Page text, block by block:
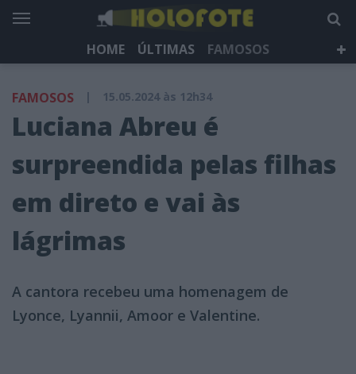
HOME ÚLTIMAS
FAMOSOS
HOLOFOTE TV
NEWSLETTER
FAMOSOS | 15.05.2024 às 12h34
Luciana Abreu é
surpreendida pelas filhas
em direto e vai às
lágrimas
A cantora recebeu uma homenagem de
Lyonce, Lyannii, Amoor e Valentine.